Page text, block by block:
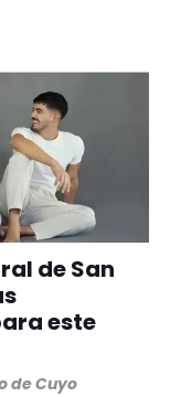
de San
este
de Cuyo